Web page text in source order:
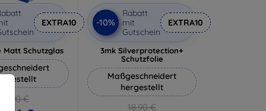
EXTRA10
Matt Schutzglas
12,90 €
-10%
Rabatt
mit
Gutschein
EXTRA10
3mk Silverprotection+
Schutzfolie
Maßgeschneidert
hergestellt
18,90 €